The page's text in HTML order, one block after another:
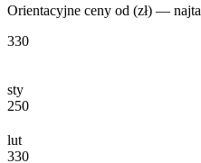
Orientacyjne ceny od (zł) —
330
sty
250
lut
330